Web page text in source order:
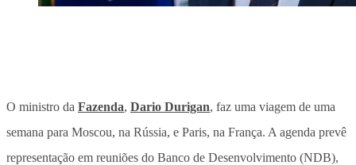
O ministro da Fazenda, Dario Durigan, faz uma viagem de uma
semana para Moscou, na Rússia, e Paris, na França. A agenda prevê
representação em reuniões do Banco de Desenvolvimento (NDB),